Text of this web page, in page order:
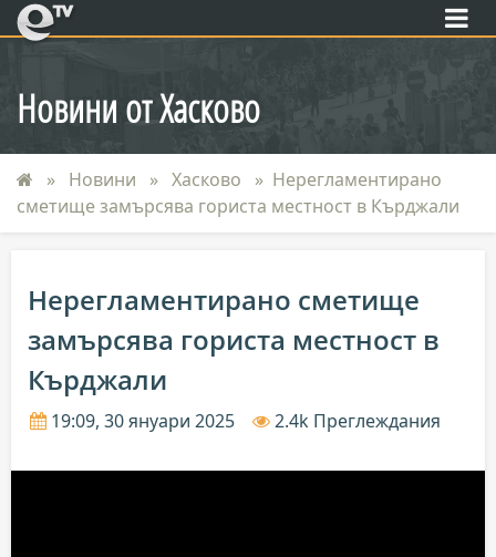
eTV
Новини от Хасково
Новини Хасково
Нерегламентирано
сметище замърсява гориста местност в Кърджали
Нерегламентирано сметище
замърсява гориста местност в
Кърджали
19:09, 30 януари 2025 2.4k Преглеждания